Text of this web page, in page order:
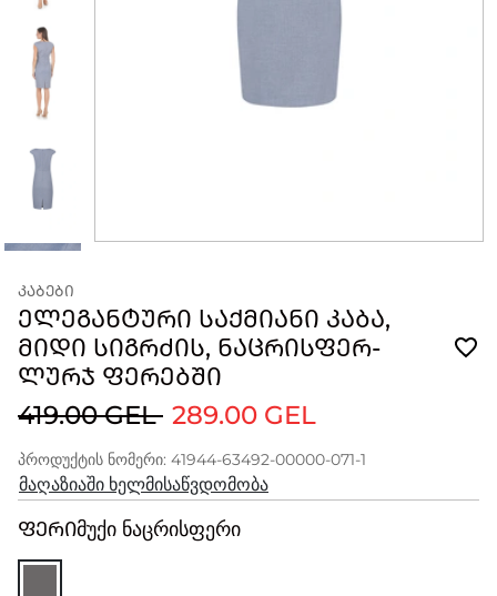
ᲙᲐᲑᲔᲑᲘ
ᲔᲚᲔᲒᲐᲜᲢᲣᲠᲘ ᲡᲐᲥᲛᲘᲐᲜᲘ ᲙᲐᲑᲐ,
ᲛᲘᲓᲘ ᲡᲘᲒᲠᲫᲘᲡ, ᲜᲐᲪᲠᲘᲡᲤᲔᲠ-
ᲚᲣᲠᲯ ᲤᲔᲠᲔᲑᲨᲘ
419.00 GEL 289.00 GEL
პროდუქტის ნომერი: 41944-63492-00000-071-1
მაღაზიაში ხელმისაწვდომობა
ᲤᲔᲠᲘმუქი ნაცრისფერი